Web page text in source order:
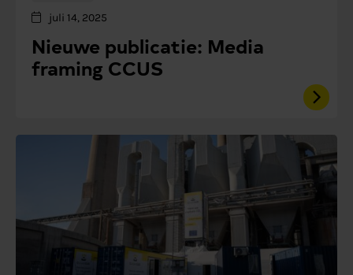
juli 14, 2025
Nieuwe publicatie: Media
framing CCUS